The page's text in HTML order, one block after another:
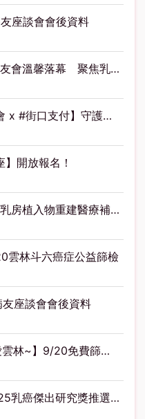
座談會會後資料
焦乳癌防治科研突破 打造癌後幸福願景
支付】守護乳友，讓愛傳遞🫴
】開放報名！
物重建醫療補助計劃開放申請
雲林斗六癌症公益篩檢
座談會會後資料
免費篩檢活動，一同守護健康！
癌傑出研究獎推選辦法